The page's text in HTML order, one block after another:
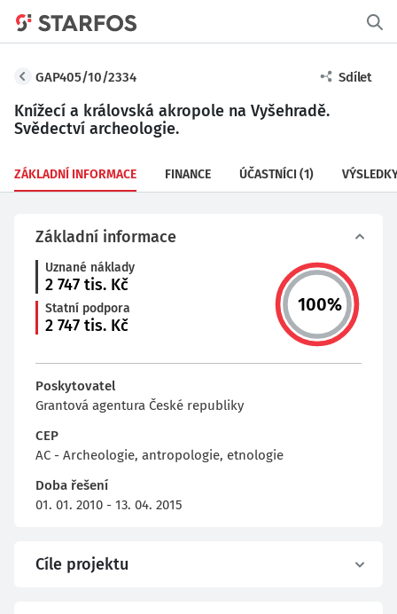
GAP405/10/2334 Sdílet
Knížecí a královská akropole na Vyšehradě.
Svědectví archeologie.
ZÁKLADNÍ INFORMACE FINANCE ÚČASTNÍCI (1)
Základní informace
Uznané náklady
2 747 tis. Kč
Statní podpora
2 747 tis. Kč
100%
Poskytovatel
Grantová agentura České republiky
CEP
AC - Archeologie, antropologie, etnologie
Doba řešení
01. 01. 2010 - 13. 04. 2015
Cíle projektu